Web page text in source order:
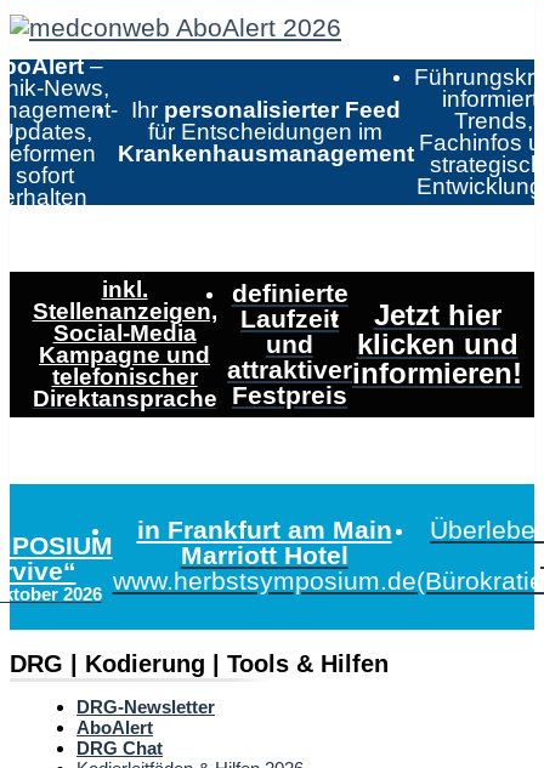
–
News,
sofort
erhalten
Ihr personalisierter Feed
für Entscheidungen im
Krankenhausmanagement
informiert:
Trends,
Fachinfos
inkl.
Stellenanzeigen,
Social-Media
Kampagne und
telefonischer
Direktansprache
definierte
Laufzeit
und
attraktiver
Festpreis
Jetzt hier
klicken und
informieren!
2026
in Frankfurt am Main
Marriott Hotel
www.herbstsymposium.de
DRG | Kodierung | Tools & Hilfen
DRG-Newsletter
AboAlert
DRG Chat